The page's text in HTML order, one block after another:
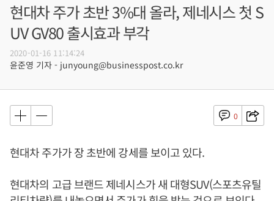
현대차 주가 초반 3%대 올라, 제네시스 첫 S
UV GV80 출시효과 부각
2020-01-16 11:14:24
윤준영 기자 - junyoung@businesspost.co.kr
0
현대차 주가가 장 초반에 강세를 보이고 있다.
현대차의 고급 브랜드 제네시스가 새 대형SUV(스포츠유틸